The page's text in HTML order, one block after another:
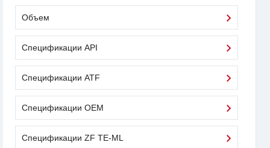
Объем
Спецификации API
Спецификации ATF
Спецификации OEM
Спецификации ZF TE-ML